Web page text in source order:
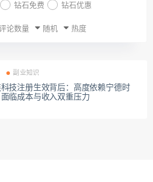
钻石免费 钻石优惠
论数量 随机 热度
副业知识
科技注册生效背后：高度依赖宁德时
临成本与收入双重压力